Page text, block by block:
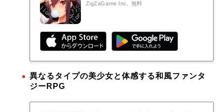
ZigZaGame Inc. 無料
異なるタイプの美少女と体感する和風ファンタ
ジーRPG